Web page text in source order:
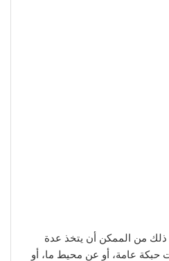
ذلك من الممكن أن يتخذ عدة
حبكة عامة، أو عن محيط ما، أو